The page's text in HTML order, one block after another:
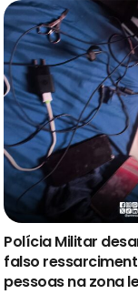
Polícia Militar
falso
pessoas na zona